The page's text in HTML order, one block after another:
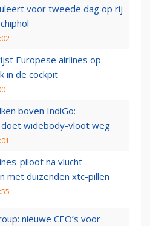
voor tweede dag op rij
Europese airlines op
in de cockpit
boven IndiGo:
widebody-vloot weg
piloot na vlucht
met duizenden xtc-pillen
nieuwe CEO’s voor